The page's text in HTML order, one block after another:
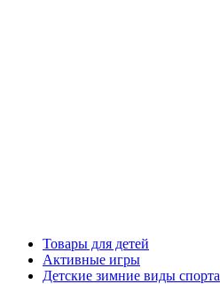
Товары для детей
Активные игры
Детские зимние виды спорта